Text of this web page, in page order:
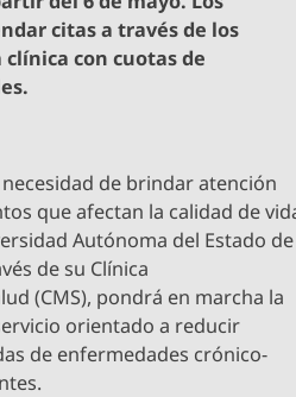
citas a través de los
con cuotas de
de brindar atención
que afectan la calidad de
Autónoma del Estado de
de su Clínica
(CMS), pondrá en marcha la
orientado a reducir
de enfermedades crónico-